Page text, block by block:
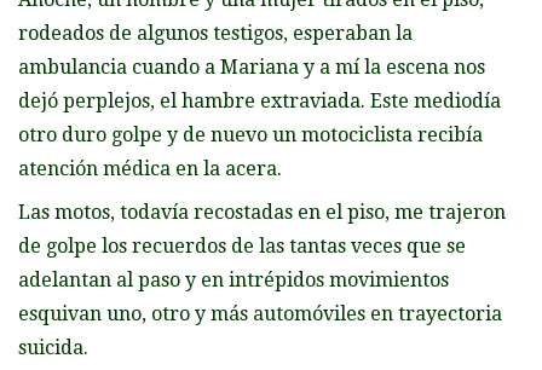
rodeados de algunos testigos, esperaban la
ambulancia cuando a Mariana y a mí la escena nos
dejó perplejos, el hambre extraviada. Este mediodía
otro duro golpe y de nuevo un motociclista recibía
atención médica en la acera.
Las motos, todavía recostadas en el piso, me trajeron
de golpe los recuerdos de las tantas veces que se
adelantan al paso y en intrépidos movimientos
esquivan uno, otro y más automóviles en trayectoria
suicida.